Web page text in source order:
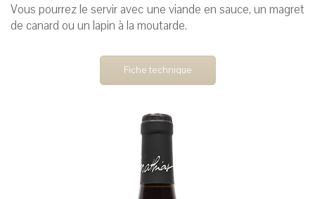
Vous pourrez le servir avec une viande en sauce, un magret
de canard ou un lapin à la moutarde.
Fiche technique